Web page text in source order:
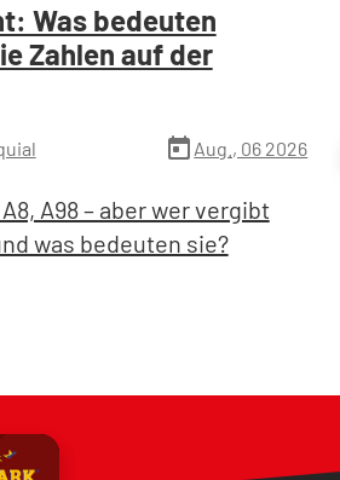
Was bedeuten
Zahlen auf der
todayAug., 06 2026
A98 – aber wer vergibt
was bedeuten sie?